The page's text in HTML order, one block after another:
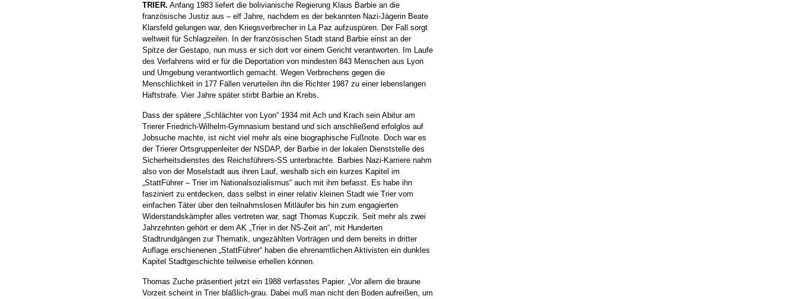
TRIER. Anfang 1983 liefert die bolivianische Regierung Klaus Barbie an die
französische Justiz aus – elf Jahre, nachdem es der bekannten Nazi-Jägerin Beate
Klarsfeld gelungen war, den Kriegsverbrecher in La Paz aufzuspüren. Der Fall sorgt
weltweit für Schlagzeilen. In der französischen Stadt stand Barbie einst an der
Spitze der Gestapo, nun muss er sich dort vor einem Gericht verantworten. Im Laufe
des Verfahrens wird er für die Deportation von mindesten 843 Menschen aus Lyon
und Umgebung verantwortlich gemacht. Wegen Verbrechens gegen die
Menschlichkeit in 177 Fällen verurteilen ihn die Richter 1987 zu einer lebenslangen
Haftstrafe. Vier Jahre später stirbt Barbie an Krebs.
Dass der spätere „Schlächter von Lyon“ 1934 mit Ach und Krach sein Abitur am
Trierer Friedrich-Wilhelm-Gymnasium bestand und sich anschließend erfolglos auf
Jobsuche machte, ist nicht viel mehr als eine biographische Fußnote. Doch war es
der Trierer Ortsgruppenleiter der NSDAP, der Barbie in der lokalen Dienststelle des
Sicherheitsdienstes des Reichsführers-SS unterbrachte. Barbies Nazi-Karriere nahm
also von der Moselstadt aus ihren Lauf, weshalb sich ein kurzes Kapitel im
„StattFührer – Trier im Nationalsozialismus“ auch mit ihm befasst. Es habe ihn
fasziniert zu entdecken, dass selbst in einer relativ kleinen Stadt wie Trier vom
einfachen Täter über den teilnahmslosen Mitläufer bis hin zum engagierten
Widerstandskämpfer alles vertreten war, sagt Thomas Kupczik. Seit mehr als zwei
Jahrzehnten gehört er dem AK „Trier in der NS-Zeit an“, mit Hunderten
Stadtrundgängen zur Thematik, ungezählten Vorträgen und dem bereits in dritter
Auflage erschienenen „StattFührer“ haben die ehrenamtlichen Aktivisten ein dunkles
Kapitel Stadtgeschichte teilweise erhellen können.
Thomas Zuche präsentiert jetzt ein 1988 verfasstes Papier. „Vor allem die braune
Vorzeit scheint in Trier bläßlich-grau. Dabei muß man nicht den Boden aufreißen, um